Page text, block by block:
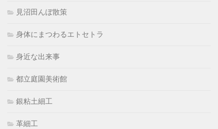
見沼田んぼ散策
身体にまつわるエトセトラ
身近な出来事
都立庭園美術館
銀粘土細工
革細工